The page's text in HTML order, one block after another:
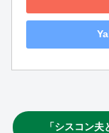
「シスコン